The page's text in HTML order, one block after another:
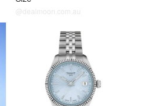
@dealmoon.com.au